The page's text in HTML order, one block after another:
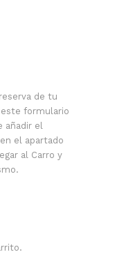
de tu
este formulario
añadir el
el apartado
al Carro y